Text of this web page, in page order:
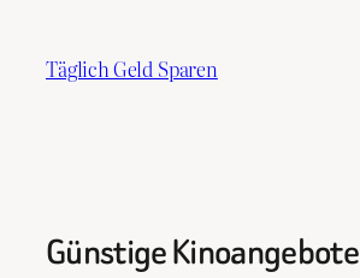
Inhalt
springen
Täglich Geld Sparen
Günstige Kinoangebote